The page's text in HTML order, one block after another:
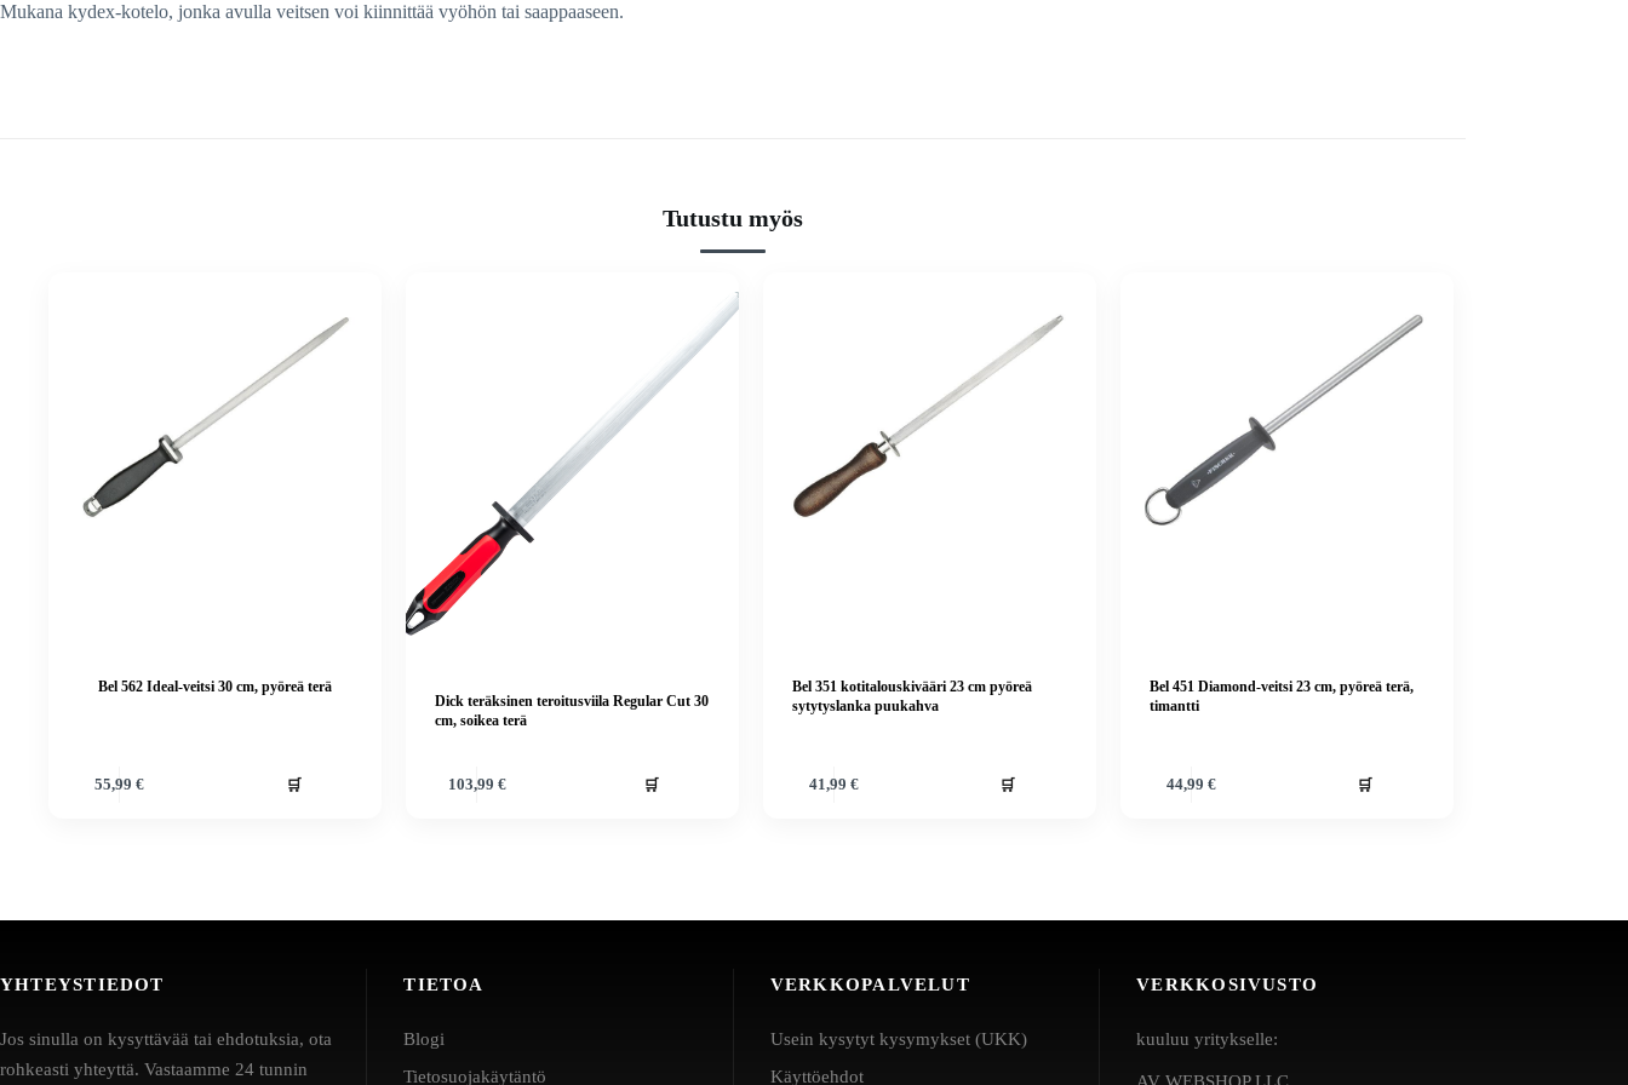
Mukana kydex-kotelo, jonka avulla veitsen voi kiinnittää vyöhön tai saappaaseen.
Tutustu myös
Bel 562 Ideal-veitsi 30 cm, pyöreä terä
55,99€ 🛒
Dick teräksinen teroitusviila Regular Cut 30
cm, soikea terä
103,99 € 🛒
Bel 351 kotitalouskivääri 23 cm pyöreä
sytytyslanka puukahva
41,99 € 🛒
Bel 451 Diamond-veitsi 23 cm, pyöreä terä,
timantti
44,99 € 🛒
YHTEYSTIEDOT
Jos sinulla on kysyttävää tai ehdotuksia, ota
rohkeasti yhteyttä. Vastaamme 24 tunnin
TIETOA
Blogi
Tietosuojakäytäntö
VERKKOPALVELUT
Usein kysytyt kysymykset (UKK)
Käyttöehdot
VERKKOSIVUSTO
kuuluu yritykselle:
AV WEBSHOP LLC